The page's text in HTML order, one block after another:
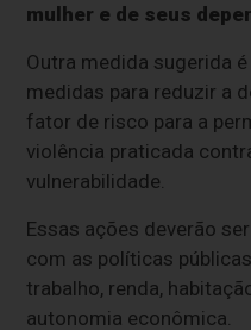
mulher e de seus
Outra medida sugerida
medidas para reduzir a
fator de risco para a
violência praticada
vulnerabilidade.
Essas ações deverão
com as políticas
trabalho, renda,
autonomia econômica.